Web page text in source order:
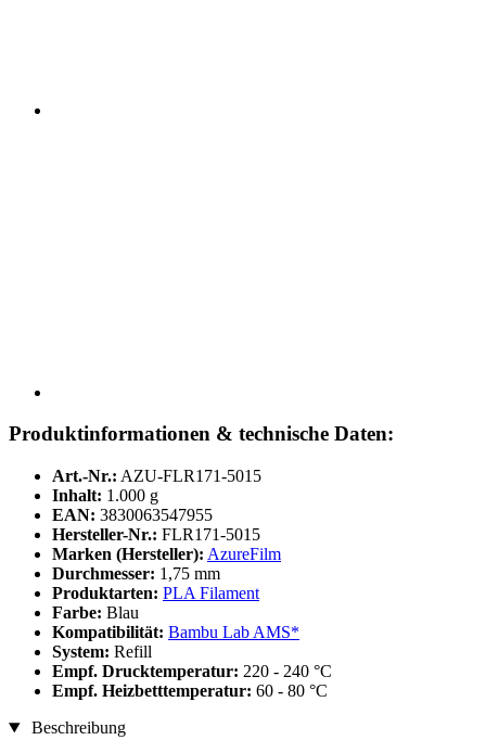
Produktinformationen & technische Daten:
Art.-Nr.: AZU-FLR171-5015
Inhalt: 1.000 g
EAN: 3830063547955
Hersteller-Nr.: FLR171-5015
Marken (Hersteller): AzureFilm
Durchmesser: 1,75 mm
Produktarten: PLA Filament
Farbe: Blau
Kompatibilität: Bambu Lab AMS*
System: Refill
Empf. Drucktemperatur: 220 - 240 °C
Empf. Heizbetttemperatur: 60 - 80 °C
Beschreibung